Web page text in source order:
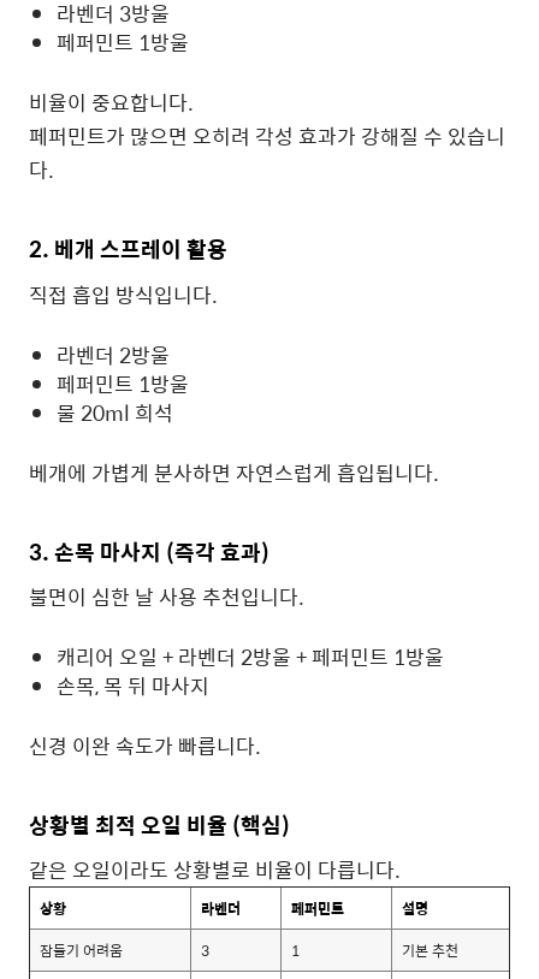
라벤더 3방울
페퍼민트 1방울
비율이 중요합니다.
페퍼민트가 많으면 오히려 각성 효과가 강해질 수 있습니
다.
2. 베개 스프레이 활용
직접 흡입 방식입니다.
라벤더 2방울
페퍼민트 1방울
물 20ml 희석
베개에 가볍게 분사하면 자연스럽게 흡입됩니다.
3. 손목 마사지 (즉각 효과)
불면이 심한 날 사용 추천입니다.
캐리어 오일 + 라벤더 2방울 + 페퍼민트 1방울
손목, 목 뒤 마사지
신경 이완 속도가 빠릅니다.
상황별 최적 오일 비율 (핵심)
같은 오일이라도 상황별로 비율이 다릅니다.
상황 라벤더 페퍼민트
설명
잠들기 어려움
3 1
기본 추천